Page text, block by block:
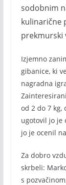
sodobnim
kulinarične
prekmurski
Izjemno
gibanice, ki
nagradna
od 2 do 7 kg,
ugotovil jo je
jo je ocenil
Za dobro
skrbeli:
s